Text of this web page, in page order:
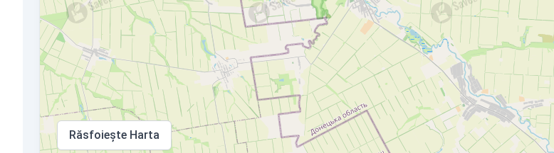
Răsfoiește Harta